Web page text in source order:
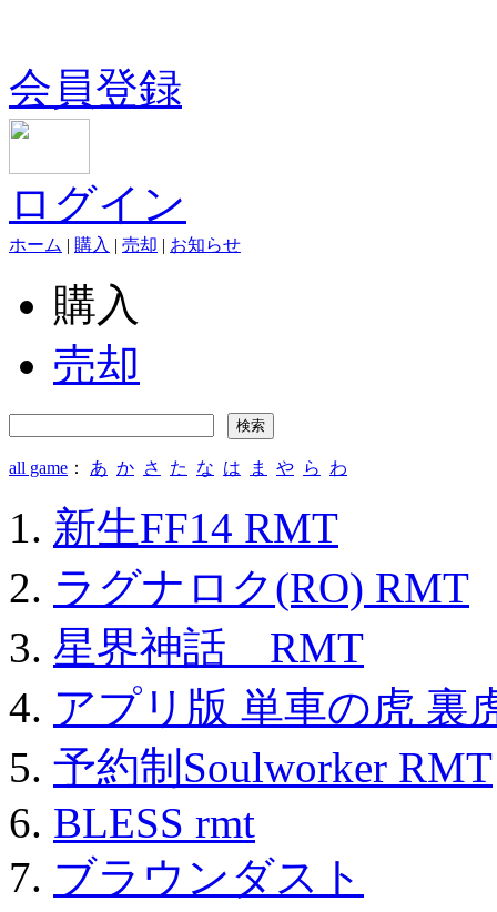
会員登録
ログイン
ホーム | 購入 | 売却 | お知らせ
購入
売却
all game ： あ か さ た な は ま や ら わ
新生FF14 RMT
ラグナロク(RO) RMT
星界神話 RMT
アプリ版 単車の虎 裏
予約制Soulworker RMT
BLESS rmt
ブラウンダスト